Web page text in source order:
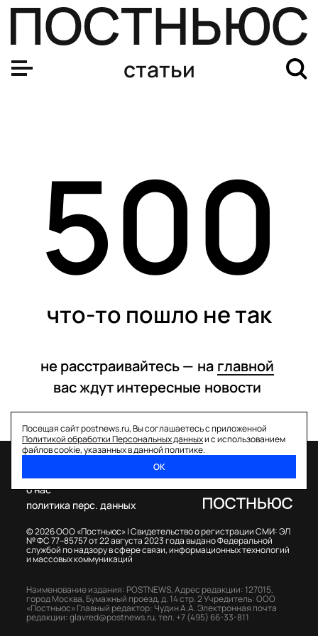
статьи
500
что-то пошло не так
не расстраивайтесь — на главной
вас ждут интересные новости
Посещая сайт postnews.ru, Вы соглашаетесь с приложенной
Политикой обработки Персональных данныхи с использованием
файлов cookie, указанных в данной политике.
ОК
© 2026 ООО «Постньюс» |Свидетельство о регистрации СМИ: ЭЛ
№ ФС 77–85757 от 22 августа 2023 года выдано Федеральной
службой по надзору в сфере связи, информационных технологий
и массовых коммуникаций
о нас
политика перс. данных
Наименование издания: POSTNEWS,Адрес редакции: 127015,
город Москва, Бумажный проезд, д. 14 стр. 2Учредитель: ООО
«Постньюс» Главный редактор: Чудин А.А.Электронная почта
редакции:glavred@postnews.ru,тел. +7 (495) 66-33-811